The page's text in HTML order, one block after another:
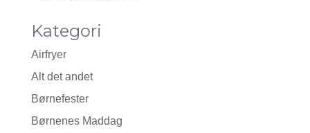
Kategori
Airfryer
Alt det andet
Børnefester
Børnenes Maddag